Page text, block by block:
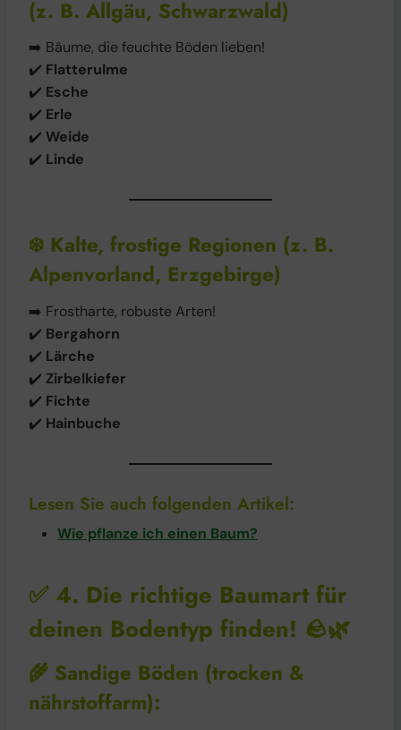
(z. B. Allgäu, Schwarzwald)
➡️ Bäume, die feuchte Böden lieben!
✔️ Flatterulme
✔️ Esche
✔️ Erle
✔️ Weide
✔️ Linde
❄️ Kalte, frostige Regionen (z. B.
Alpenvorland, Erzgebirge)
➡️ Frostharte, robuste Arten!
✔️ Bergahorn
✔️ Lärche
✔️ Zirbelkiefer
✔️ Fichte
✔️ Hainbuche
Lesen Sie auch folgenden Artikel:
Wie pflanze ich einen Baum?
✅ 4. Die richtige Baumart für
deinen Bodentyp finden! 🪨🌿
🌾 Sandige Böden (trocken &
nährstoffarm):